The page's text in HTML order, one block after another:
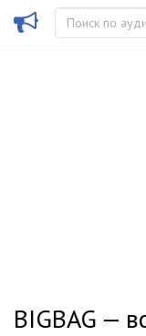
BIGBAG —